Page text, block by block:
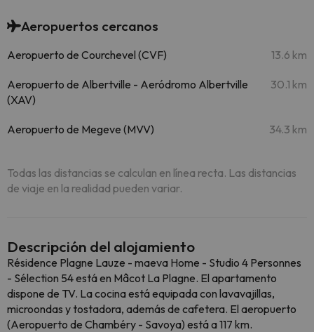
Aeropuertos cercanos
Aeropuerto de Courchevel (CVF) 13.6 km
Aeropuerto de Albertville - Aeródromo Albertville
(XAV)
30.1 km
Aeropuerto de Megeve (MVV) 34.3 km
Todas las distancias se calculan en línea recta. Las distancias
de viaje en la realidad pueden variar.
Descripción del alojamiento
Résidence Plagne Lauze - maeva Home - Studio 4 Personnes
- Sélection 54 está en Mâcot La Plagne. El apartamento
dispone de TV. La cocina está equipada con lavavajillas,
microondas y tostadora, además de cafetera. El aeropuerto
(Aeropuerto de Chambéry - Savoya) está a 117 km.